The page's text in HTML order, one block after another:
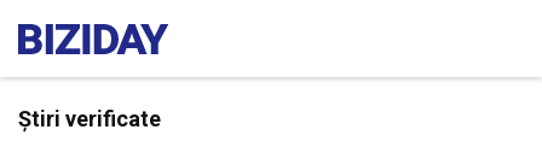
Știri verificate